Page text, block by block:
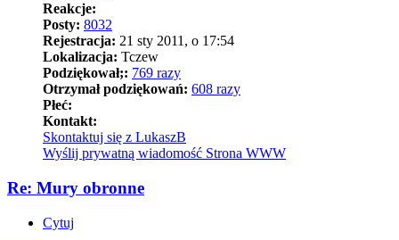
Reakcje:
Posty: 8032
Rejestracja: 21 sty 2011, o 17:54
Lokalizacja: Tczew
Podziękował;: 769 razy
Otrzymał podziękowań: 608 razy
Płeć:
Kontakt:
Skontaktuj się z LukaszB
Wyślij prywatną wiadomość Strona WWW
Re: Mury obronne
Cytuj